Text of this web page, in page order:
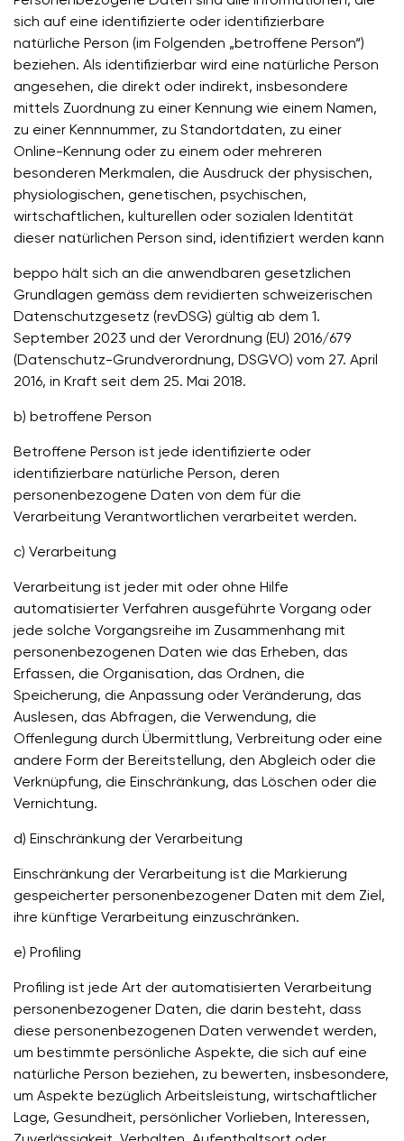
sich auf eine identifizierte oder identifizierbare
natürliche Person (im Folgenden „betroffene Person“)
beziehen. Als identifizierbar wird eine natürliche Person
angesehen, die direkt oder indirekt, insbesondere
mittels Zuordnung zu einer Kennung wie einem Namen,
zu einer Kennnummer, zu Standortdaten, zu einer
Online-Kennung oder zu einem oder mehreren
besonderen Merkmalen, die Ausdruck der physischen,
physiologischen, genetischen, psychischen,
wirtschaftlichen, kulturellen oder sozialen Identität
dieser natürlichen Person sind, identifiziert werden kann
beppo hält sich an die anwendbaren gesetzlichen
Grundlagen gemäss dem revidierten schweizerischen
Datenschutzgesetz (revDSG) gültig ab dem 1.
September 2023 und der Verordnung (EU) 2016/679
(Datenschutz-Grundverordnung, DSGVO) vom 27. April
2016, in Kraft seit dem 25. Mai 2018.
b) betroffene Person
Betroffene Person ist jede identifizierte oder
identifizierbare natürliche Person, deren
personenbezogene Daten von dem für die
Verarbeitung Verantwortlichen verarbeitet werden.
c) Verarbeitung
Verarbeitung ist jeder mit oder ohne Hilfe
automatisierter Verfahren ausgeführte Vorgang oder
jede solche Vorgangsreihe im Zusammenhang mit
personenbezogenen Daten wie das Erheben, das
Erfassen, die Organisation, das Ordnen, die
Speicherung, die Anpassung oder Veränderung, das
Auslesen, das Abfragen, die Verwendung, die
Offenlegung durch Übermittlung, Verbreitung oder eine
andere Form der Bereitstellung, den Abgleich oder die
Verknüpfung, die Einschränkung, das Löschen oder die
Vernichtung.
d) Einschränkung der Verarbeitung
Einschränkung der Verarbeitung ist die Markierung
gespeicherter personenbezogener Daten mit dem Ziel,
ihre künftige Verarbeitung einzuschränken.
e) Profiling
Profiling ist jede Art der automatisierten Verarbeitung
personenbezogener Daten, die darin besteht, dass
diese personenbezogenen Daten verwendet werden,
um bestimmte persönliche Aspekte, die sich auf eine
natürliche Person beziehen, zu bewerten, insbesondere,
um Aspekte bezüglich Arbeitsleistung, wirtschaftlicher
Lage, Gesundheit, persönlicher Vorlieben, Interessen,